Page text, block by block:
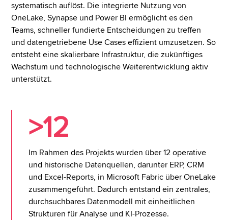
systematisch auflöst. Die integrierte Nutzung von
OneLake, Synapse und Power BI ermöglicht es den
Teams, schneller fundierte Entscheidungen zu treffen
und datengetriebene Use Cases effizient umzusetzen. So
entsteht eine skalierbare Infrastruktur, die zukünftiges
Wachstum und technologische Weiterentwicklung aktiv
unterstützt.
>12
Im Rahmen des Projekts wurden über 12 operative
und historische Datenquellen, darunter ERP, CRM
und Excel-Reports, in Microsoft Fabric über OneLake
zusammengeführt. Dadurch entstand ein zentrales,
durchsuchbares Datenmodell mit einheitlichen
Strukturen für Analyse und KI-Prozesse.